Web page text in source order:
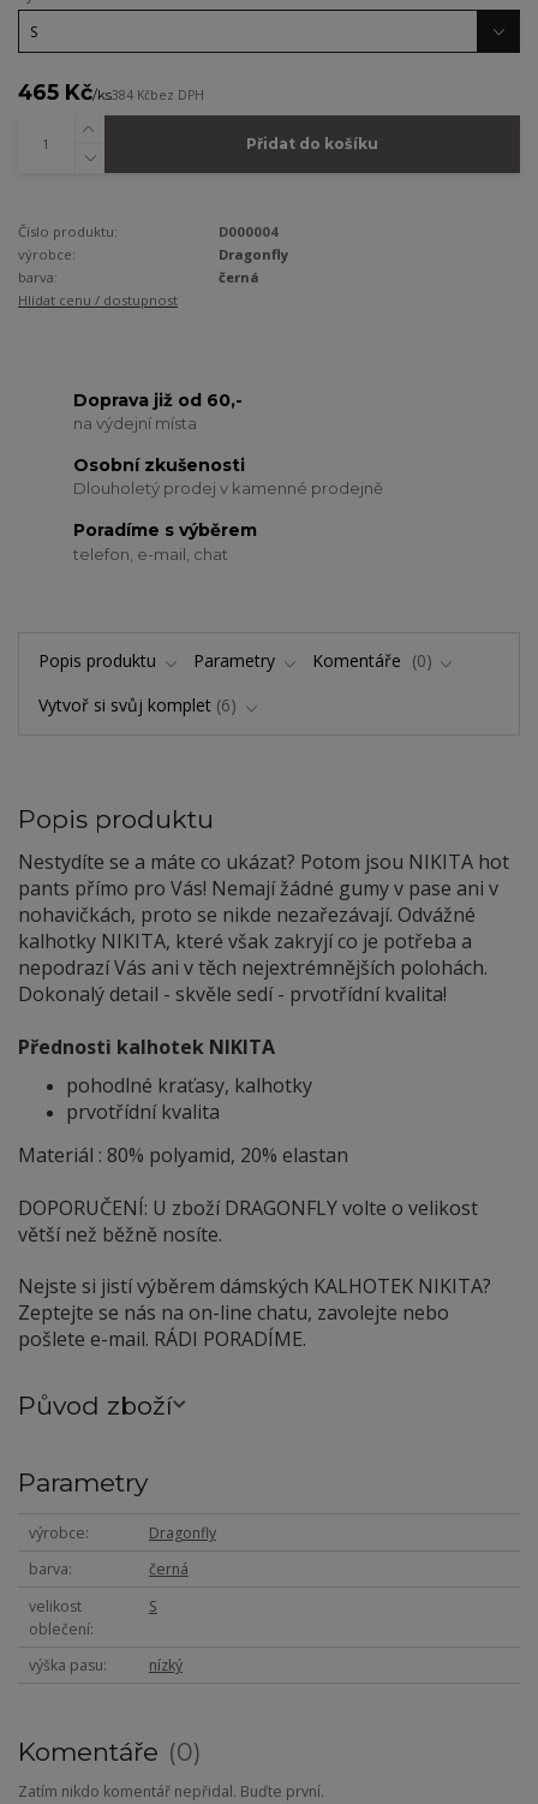
465 Kč/ks384 Kčbez DPH
Přidat do košíku
Číslo produktu:
D000004
výrobce:
Dragonfly
barva:
černá
Hlídat cenu / dostupnost
Doprava již od 60,-
na výdejní místa
Osobní zkušenosti
Dlouholetý prodej v kamenné prodejně
Poradíme s výběrem
telefon, e-mail, chat
Popis produktu Parametry Komentáře
0
Vytvoř si svůj komplet 6
Popis produktu
Nestydíte se a máte co ukázat? Potom jsou NIKITA hot
pants přímo pro Vás! Nemají žádné gumy v pase ani v
nohavičkách, proto se nikde nezařezávají. Odvážné
kalhotky NIKITA, které však zakryjí co je potřeba a
nepodrazí Vás ani v těch nejextrémnějších polohách.
Dokonalý detail - skvěle sedí - prvotřídní kvalita!
Přednosti kalhotek NIKITA
pohodlné kraťasy, kalhotky
prvotřídní kvalita
Materiál : 80% polyamid, 20% elastan
DOPORUČENÍ: U zboží DRAGONFLY volte o velikost
větší než běžně nosíte.
Nejste si jistí výběrem dámských KALHOTEK NIKITA?
Zeptejte se nás na on-line chatu, zavolejte nebo
pošlete e-mail. RÁDI PORADÍME.
Původ zboží
Parametry
výrobce
Dragonfly
barva
černá
velikost
oblečení
S
výška pasu nízký
Komentáře 0
Zatím nikdo komentář nepřidal. Buďte první.